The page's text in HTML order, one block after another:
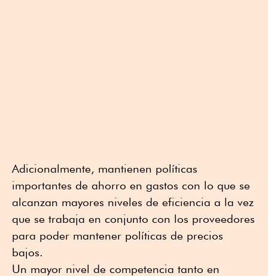
Adicionalmente, mantienen políticas
importantes de ahorro en gastos con lo que se
alcanzan mayores niveles de eficiencia a la vez
que se trabaja en conjunto con los proveedores
para poder mantener políticas de precios
bajos.
Un mayor nivel de competencia tanto en